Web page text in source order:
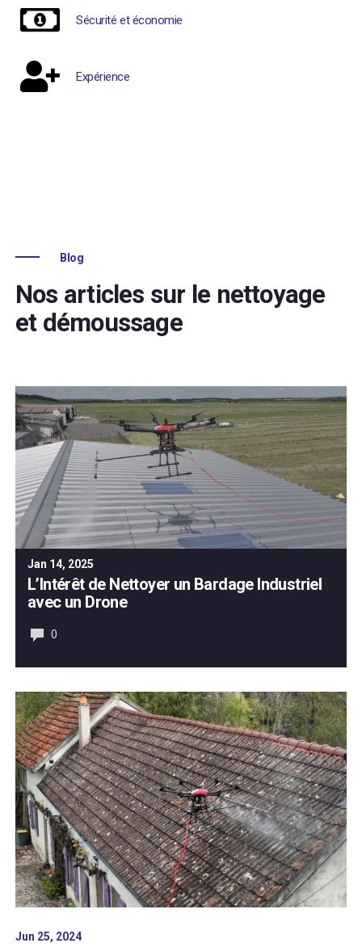
Sécurité et économie
Expérience
Blog
Nos articles sur le nettoyage
et démoussage
Jan 14, 2025
L’Intérêt de Nettoyer un Bardage Industriel
avec un Drone
0
Jun 25, 2024